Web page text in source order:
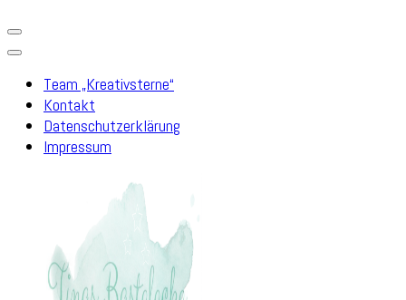
Team „Kreativsterne“
Kontakt
Datenschutzerklärung
Impressum